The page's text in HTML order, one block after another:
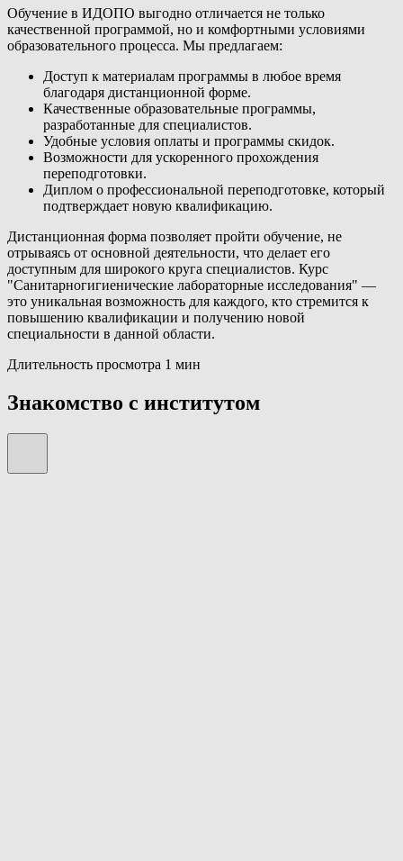
Обучение в ИДОПО выгодно отличается не только
качественной программой, но и комфортными условиями
образовательного процесса. Мы предлагаем:
Доступ к материалам программы в любое время
благодаря дистанционной форме.
Качественные образовательные программы,
разработанные для специалистов.
Удобные условия оплаты и программы скидок.
Возможности для ускоренного прохождения
переподготовки.
Диплом о профессиональной переподготовке, который
подтверждает новую квалификацию.
Дистанционная форма позволяет пройти обучение, не
отрываясь от основной деятельности, что делает его
доступным для широкого круга специалистов. Курс
"Санитарногигиенические лабораторные исследования" —
это уникальная возможность для каждого, кто стремится к
повышению квалификации и получению новой
специальности в данной области.
Длительность просмотра 1 мин
Знакомство с институтом